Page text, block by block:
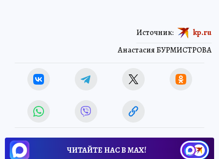
Анастасия БУРМИСТРОВА
Источник: kp.ru
ЧИТАЙТЕ НАС В МАХ!